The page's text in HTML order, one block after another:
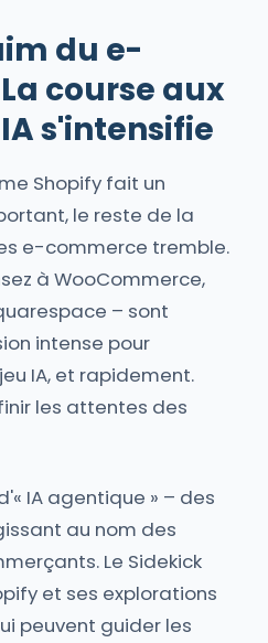
du e-
course aux
s'intensifie
Shopify fait un
le reste de la
e-commerce tremble.
à WooCommerce,
– sont
intense pour
IA, et rapidement.
les attentes des
IA agentique » – des
au nom des
Le Sidekick
et ses explorations
peuvent guider les